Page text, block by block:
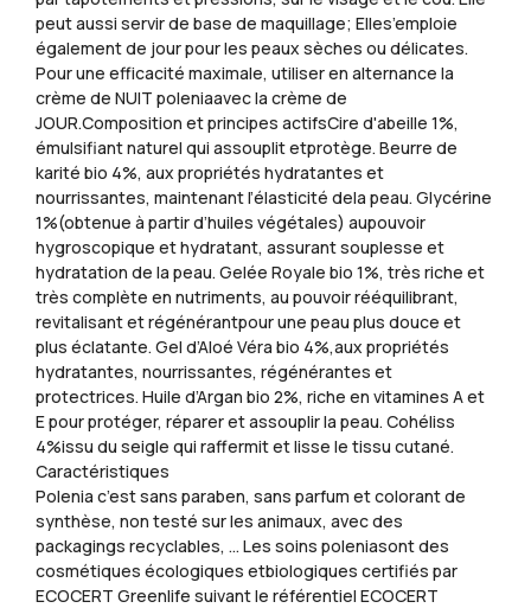
peut aussi servir de base de maquillage; Elles’emploie
également de jour pour les peaux sèches ou délicates.
Pour une efficacité maximale, utiliser en alternance la
crème de NUIT poleniaavec la crème de
JOUR.Composition et principes actifsCire d'abeille 1%,
émulsifiant naturel qui assouplit etprotège. Beurre de
karité bio 4%, aux propriétés hydratantes et
nourrissantes, maintenant l’élasticité dela peau. Glycérine
1%(obtenue à partir d’huiles végétales) aupouvoir
hygroscopique et hydratant, assurant souplesse et
hydratation de la peau. Gelée Royale bio 1%, très riche et
très complète en nutriments, au pouvoir rééquilibrant,
revitalisant et régénérantpour une peau plus douce et
plus éclatante. Gel d’Aloé Véra bio 4%,aux propriétés
hydratantes, nourrissantes, régénérantes et
protectrices. Huile d’Argan bio 2%, riche en vitamines A et
E pour protéger, réparer et assouplir la peau. Cohéliss
4%issu du seigle qui raffermit et lisse le tissu cutané.
Caractéristiques
Polenia c’est sans paraben, sans parfum et colorant de
synthèse, non testé sur les animaux, avec des
packagings recyclables, ... Les soins poleniasont des
cosmétiques écologiques etbiologiques certifiés par
ECOCERT Greenlife suivant le référentiel ECOCERT